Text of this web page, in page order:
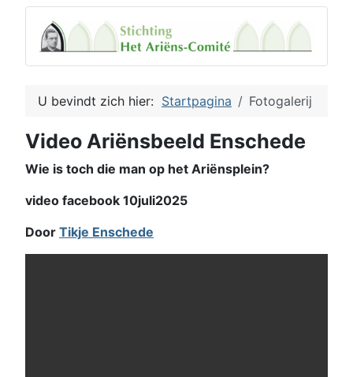
U bevindt zich hier: Startpagina Fotogalerij
Video Ariënsbeeld Enschede
Wie is toch die man op het Ariënsplein?
video facebook 10juli2025
Door Tikje Enschede